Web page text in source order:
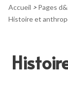
Accueil > Pages
Histoire et